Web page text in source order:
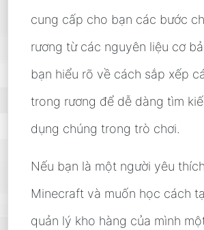
cung cấp cho bạn các bước
rương từ các nguyên liệu cơ
bạn hiểu rõ về cách sắp xếp
trong rương để dễ dàng tìm
dụng chúng trong trò chơi.
Nếu bạn là một người yêu
Minecraft và muốn học cách
quản lý kho hàng của mình